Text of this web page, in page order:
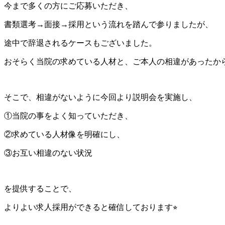
今まで多くの方にご応募いただき、
書類選考→面接→採用という流れを踏んで参りましたが、
途中で辞退されるケースもございました。
おそらく当院の求めている人材と、ご本人の相違があったか
そこで、相違がないように今回より説明会を実施し、
①当院の事をよく知っていただき、
②求めている人材像を明確にし、
③お互い相違のない状況
を提供することで、
よりよい求人採用ができると確信しております⭐︎